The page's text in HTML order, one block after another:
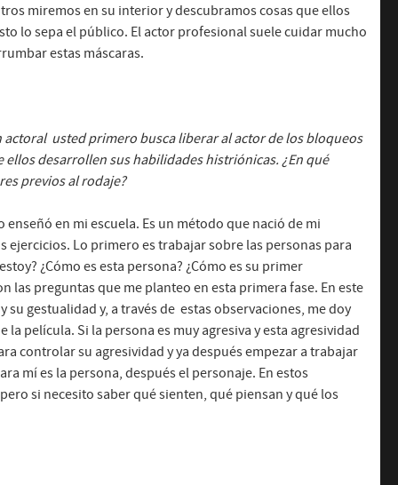
miremos en su interior y descubramos cosas que ellos
lo sepa el público. El actor profesional suele cuidar mucho
estas máscaras.
actoral usted primero busca liberar al actorde los bloqueos
ellos desarrollen sus habilidades histriónicas. ¿En qué
previos al rodaje?
en mi escuela. Es un método que nació de mi
ejercicios. Lo primero es trabajar sobre las personas para
¿Cómo es esta persona? ¿Cómo es su primer
las preguntas que me planteo en esta primera fase. En este
gestualidad y, a través de estas observaciones, me doy
película. Si la persona es muy agresiva y esta agresividad
controlar su agresividad y ya después empezar a trabajar
mí es la persona, después el personaje. En estos
si necesito saber qué sienten, qué piensan y qué los